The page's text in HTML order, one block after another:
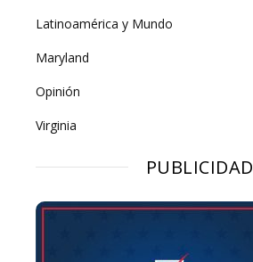
Latinoamérica y Mundo
Maryland
Opinión
Virginia
PUBLICIDAD